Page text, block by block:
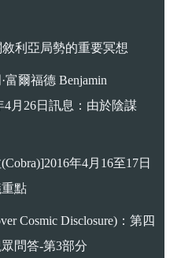
利亞局勢的重要冥想
富爾福德 Benjamin
4月26日訊息：由於陰謀
年4月16至17日
點
Cosmic Disclosure)：第四
問答-第3部分